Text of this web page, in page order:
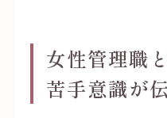
女性管理職
苦手意識が